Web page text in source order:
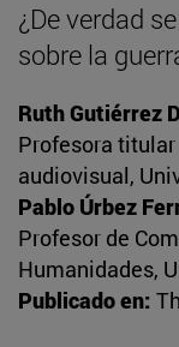
¿De verdad
sobre la
Ruth Gutiérrez
Profesora
audiovisual,
Pablo Úrbez
Profesor de
Humanidades,
Publicado en: